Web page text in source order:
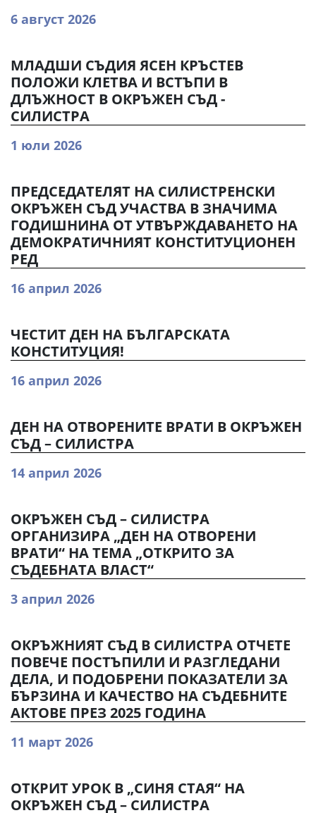
6 август 2026
МЛАДШИ СЪДИЯ ЯСЕН КРЪСТЕВ
ПОЛОЖИ КЛЕТВА И ВСТЪПИ В
ДЛЪЖНОСТ В ОКРЪЖЕН СЪД -
СИЛИСТРА
1 юли 2026
ПРЕДСЕДАТЕЛЯТ НА СИЛИСТРЕНСКИ
ОКРЪЖЕН СЪД УЧАСТВА В ЗНАЧИМА
ГОДИШНИНА ОТ УТВЪРЖДАВАНЕТО НА
ДЕМОКРАТИЧНИЯТ КОНСТИТУЦИОНЕН
РЕД
16 април 2026
ЧЕСТИТ ДЕН НА БЪЛГАРСКАТА
КОНСТИТУЦИЯ!
16 април 2026
ДЕН НА ОТВОРЕНИТЕ ВРАТИ В ОКРЪЖЕН
СЪД – СИЛИСТРА
14 април 2026
ОКРЪЖЕН СЪД – СИЛИСТРА
ОРГАНИЗИРА „ДЕН НА ОТВОРЕНИ
ВРАТИ“ НА ТЕМА „ОТКРИТО ЗА
СЪДЕБНАТА ВЛАСТ“
3 април 2026
ОКРЪЖНИЯТ СЪД В СИЛИСТРА ОТЧЕТЕ
ПОВЕЧЕ ПОСТЪПИЛИ И РАЗГЛЕДАНИ
ДЕЛА, И ПОДОБРЕНИ ПОКАЗАТЕЛИ ЗА
БЪРЗИНА И КАЧЕСТВО НА СЪДЕБНИТЕ
АКТОВЕ ПРЕЗ 2025 ГОДИНА
11 март 2026
ОТКРИТ УРОК В „СИНЯ СТАЯ“ НА
ОКРЪЖЕН СЪД – СИЛИСТРА